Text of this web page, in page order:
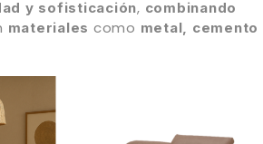
y sofisticación, combinando
materiales como metal, cemento